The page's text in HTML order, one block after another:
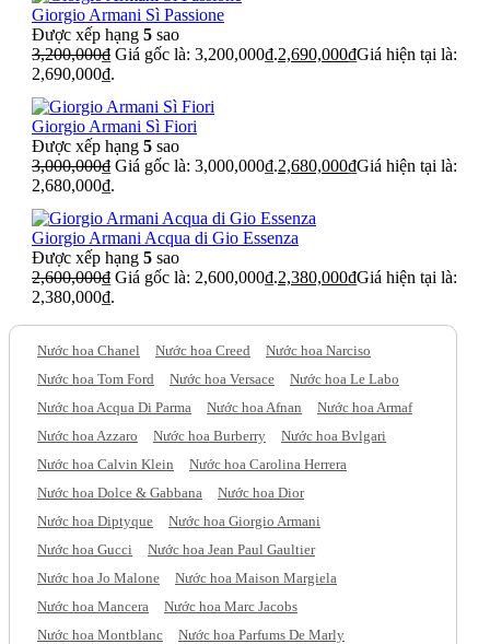
Giorgio Armani Sì Passione
Được xếp hạng 5 sao
3,200,000₫ Giá gốc là: 3,200,000₫.2,690,000₫Giá hiện tại là:
2,690,000₫.
Giorgio Armani Sì Fiori
Được xếp hạng 5 sao
3,000,000₫ Giá gốc là: 3,000,000₫.2,680,000₫Giá hiện tại là:
2,680,000₫.
Giorgio Armani Acqua di Gio Essenza
Được xếp hạng 5 sao
2,600,000₫ Giá gốc là: 2,600,000₫.2,380,000₫Giá hiện tại là:
2,380,000₫.
Nước hoa Chanel Nước hoa Creed
Nước hoa Narciso
Nước hoa Tom Ford
Nước hoa Versace
Nước hoa Le Labo
Nước hoa Acqua Di Parma
Nước hoa Afnan
Nước hoa Armaf
Nước hoa Azzaro
Nước hoa Burberry
Nước hoa Bvlgari
Nước hoa Calvin Klein
Nước hoa Carolina Herrera
Nước hoa Dolce & Gabbana
Nước hoa Dior
Nước hoa Diptyque
Nước hoa Giorgio Armani
Nước hoa Gucci
Nước hoa Jean Paul Gaultier
Nước hoa Jo Malone
Nước hoa Maison Margiela
Nước hoa Mancera
Nước hoa Marc Jacobs
Nước hoa Montblanc
Nước hoa Parfums De Marly